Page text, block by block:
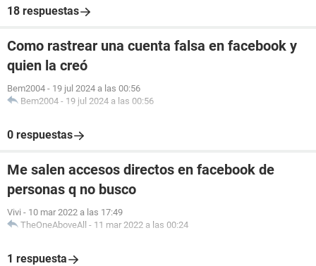
18 respuestas
Como rastrear una cuenta falsa en facebook y
quien la creó
Bem2004 - 19 jul 2024 a las 00:56
Bem2004 - 19 jul 2024 a las 00:56
0 respuestas
Me salen accesos directos en facebook de
personas q no busco
Vivi - 10 mar 2022 a las 17:49
TheOneAboveAll - 11 mar 2022 a las 00:24
1 respuesta